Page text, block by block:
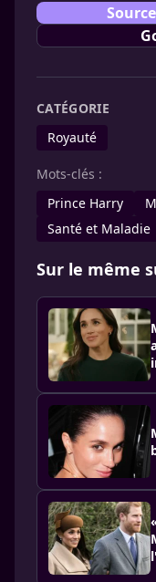
CATÉGORIE
Royauté
Mots-clés :
Prince Harry
Santé et Maladie
Sur le même